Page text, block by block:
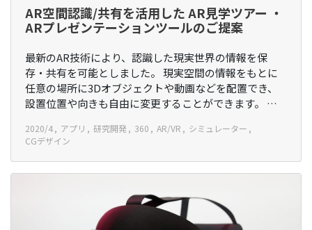
AR空間認識/共有を活用した AR見学ツアー ・
ARプレゼンテーションツールのご提案
最新のAR技術により、認識した現実世界の情報を保
存・共有を可能としました。 現実空間の情報をもとに
任意の場所に3Dオブジェクトや動画などを配置でき、
設置位置や向きも自由に変更することができます。 …
2020/4 アプリ 研究開発 360 AR/VR
シミュレーター
CGデザイン